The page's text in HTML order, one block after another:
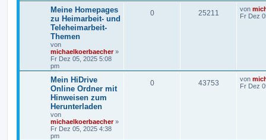
Meine Homepages
zu Heimarbeit- und
Teleheimarbeit-
Themen
von
michaelkoerbaecher»
Fr Dez 05, 2025 5:08
pm
0 25211 von
Fr Dez
Mein HiDrive
Online Ordner mit
Hinweisen zum
Herunterladen
von
michaelkoerbaecher»
Fr Dez 05, 2025 4:38
pm
0 43753 von
Fr Dez